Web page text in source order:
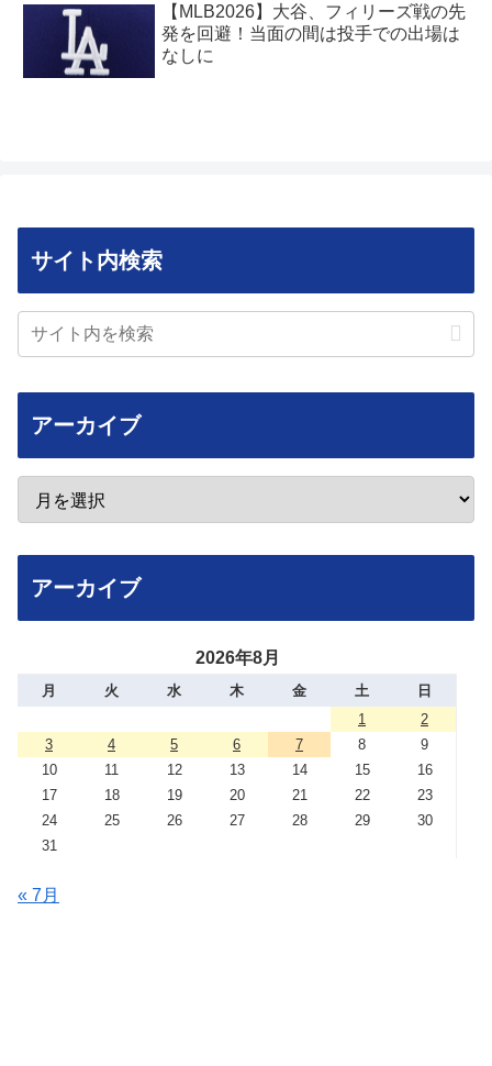
【MLB2026】大谷、フィリーズ戦の先
発を回避！当面の間は投手での出場は
なしに
サイト内検索
アーカイブ
アーカイブ
2026年8月
月 火 水 木 金 土
日
1
2
3
4 5 6 7 8
9
10
11 12 13 14 15
16
17
18 19 20 21 22
23
24
25 26 27 28 29
30
31
« 7月